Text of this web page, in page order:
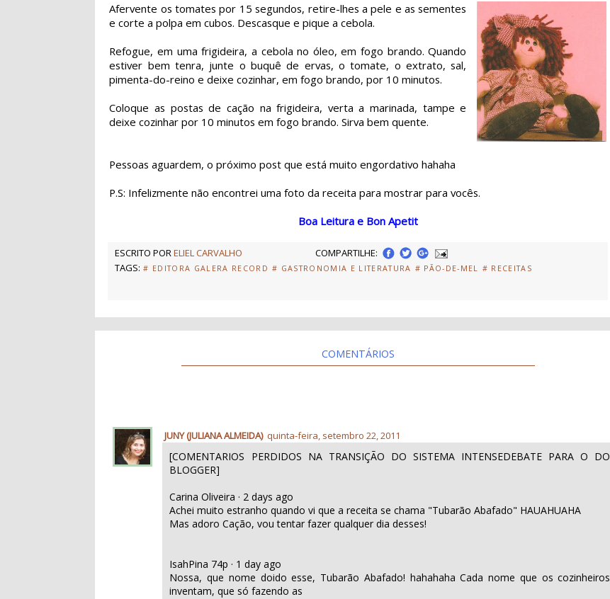
Afervente os tomates por 15 segundos, retire-lhes a pele e as sementes
e corte a polpa em cubos. Descasque e pique a cebola.
Refogue, em uma frigideira, a cebola no óleo, em fogo brando. Quando
estiver bem tenra, junte o buquê de ervas, o tomate, o extrato, sal,
pimenta-do-reino e deixe cozinhar, em fogo brando, por 10 minutos.
Coloque as postas de cação na frigideira, verta a marinada, tampe e
deixe cozinhar por 10 minutos em fogo brando. Sirva bem quente.
Pessoas aguardem, o próximo post que está muito engordativo hahaha
P.S: Infelizmente não encontrei uma foto da receita para mostrar para vocês.
Boa Leitura e Bon Apetit
ESCRITO PORELIEL CARVALHO
COMPARTILHE:
TAGS: # EDITORA GALERA RECORD # GASTRONOMIA E LITERATURA # PÃO-DE-MEL # RECEITAS
COMENTÁRIOS
JUNY (JULIANA ALMEIDA) quinta-feira, setembro 22, 2011
[COMENTARIOS PERDIDOS NA TRANSIÇÃO DO SISTEMA INTENSEDEBATE PARA O DO
BLOGGER]
Carina Oliveira · 2 days ago
Achei muito estranho quando vi que a receita se chama "Tubarão Abafado" HAUAHUAHA
Mas adoro Cação, vou tentar fazer qualquer dia desses!
IsahPina 74p · 1 day ago
Nossa, que nome doido esse, Tubarão Abafado! hahahaha Cada nome que os cozinheiros
inventam, que só fazendo as